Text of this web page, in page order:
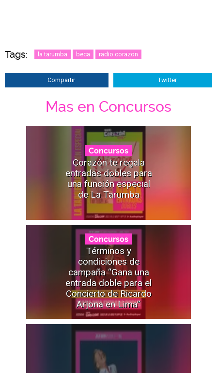
Tags: la tarumba beca radio corazon
Compartir Twitter
Mas en Concursos
Concursos
Corazón te regala
entradas dobles para
una función especial
de La Tarumba
Concursos
Términos y
condiciones de
campaña “Gana una
entrada doble para el
Concierto de Ricardo
Arjona en Lima”